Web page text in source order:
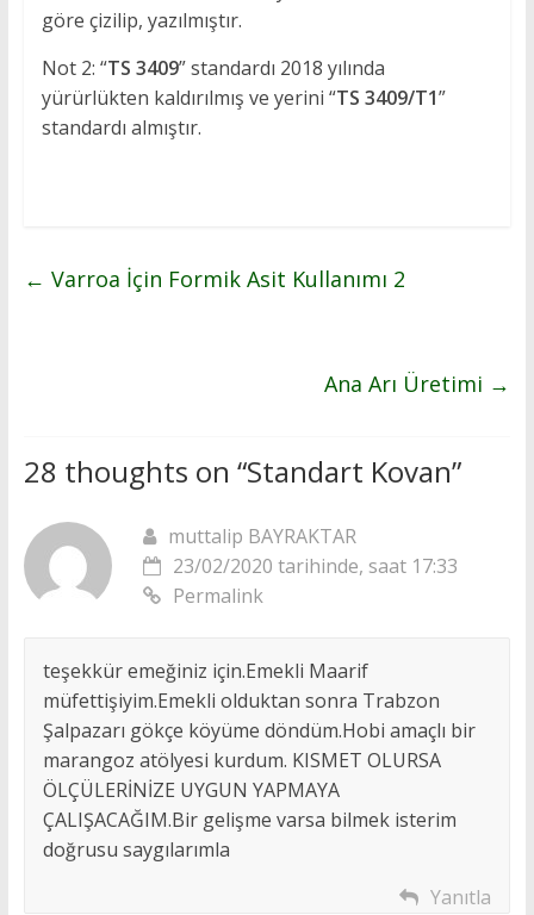
göre çizilip, yazılmıştır.
Not 2: “TS 3409” standardı 2018 yılında
yürürlükten kaldırılmış ve yerini “TS 3409/T1”
standardı almıştır.
← Varroa İçin Formik Asit Kullanımı 2
Ana Arı Üretimi →
28 thoughts on “Standart Kovan”
muttalip BAYRAKTAR
23/02/2020 tarihinde, saat 17:33
Permalink
teşekkür emeğiniz için.Emekli Maarif
müfettişiyim.Emekli olduktan sonra Trabzon
Şalpazarı gökçe köyüme döndüm.Hobi amaçlı bir
marangoz atölyesi kurdum. KISMET OLURSA
ÖLÇÜLERİNİZE UYGUN YAPMAYA
ÇALIŞACAĞIM.Bir gelişme varsa bilmek isterim
doğrusu saygılarımla
Yanıtla